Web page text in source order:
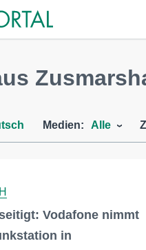
Medien: Alle
Vodafone nimmt
in